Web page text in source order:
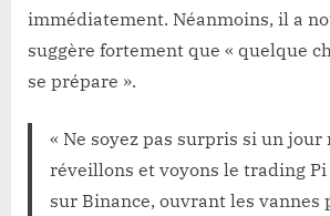
immédiatement. Néanmoins, il a
suggère fortement que « quelque
se prépare ».
« Ne soyez pas surpris si un jour
réveillons et voyons le trading
sur Binance, ouvrant les vannes